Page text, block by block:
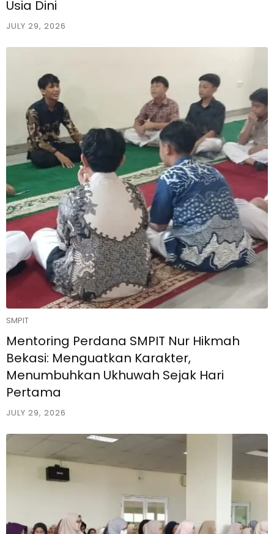
Usia Dini
JULY 29, 2026
SMPIT
Mentoring Perdana SMPIT Nur Hikmah
Bekasi: Menguatkan Karakter,
Menumbuhkan Ukhuwah Sejak Hari
Pertama
JULY 29, 2026